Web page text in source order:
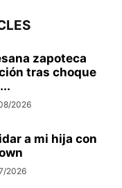
zapoteca
tras choque
2026
a mi hija con
2026